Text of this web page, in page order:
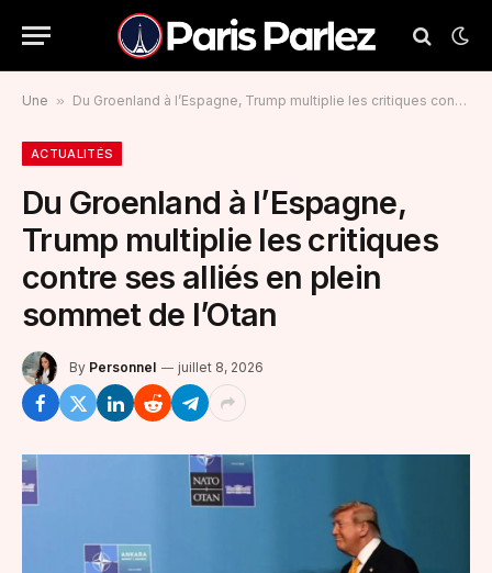
Une » Du Groenland à l’Espagne, Trump multiplie les critiques contre ses alliés en plein sommet de l’Otan
ACTUALITÉS
Du Groenland à l’Espagne,
Trump multiplie les critiques
contre ses alliés en plein
sommet de l’Otan
By Personnel juillet 8, 2026